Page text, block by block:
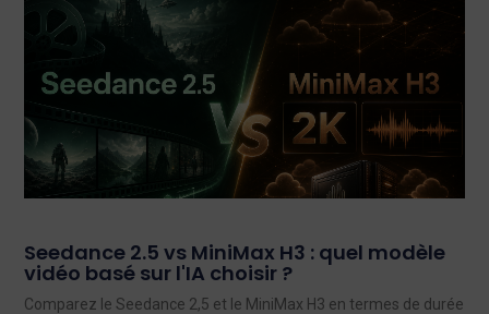
Seedance 2.5 vs MiniMax H3 : quel modèle
vidéo basé sur l'IA choisir ?
Comparez le Seedance 2,5 et le MiniMax H3 en termes de durée